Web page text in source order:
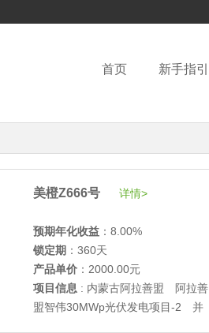
首页 新手指引
美橙Z666号 详情>
预期年化收益 ：8.00%
锁定期 ：360天
产品单价 ：2000.00元
项目信息 : 内蒙古阿拉善盟 阿拉善
盟智伟30MWp光伏发电项目-2 并